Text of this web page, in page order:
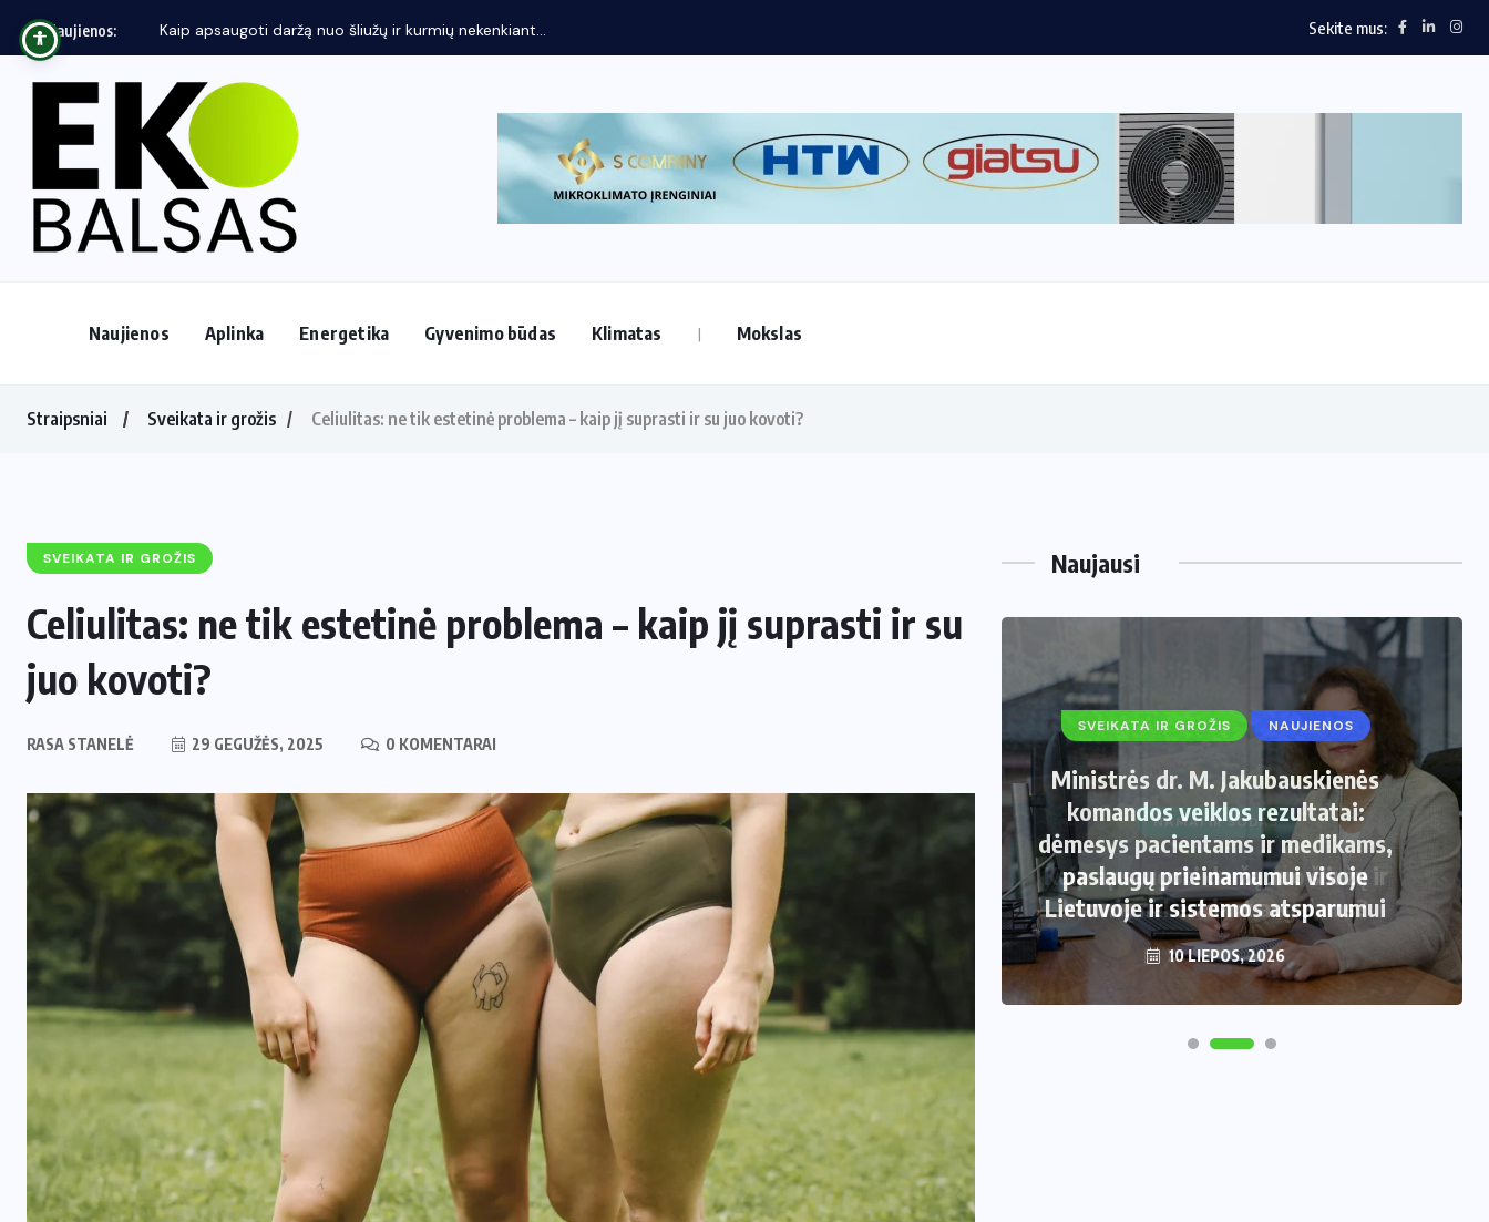
Naujienos: Kaip apsaugoti daržą nuo šliužų ir kurmių nekenkiant... Sekite mus:
Naujienos Aplinka Energetika Gyvenimo būdas Klimatas Mokslas
Straipsniai Sveikata ir grožis Celiulitas: ne tik estetinė problema – kaip jį suprasti ir su juo kovoti?
SVEIKATA IR GROŽIS
Celiulitas: ne tik estetinė problema – kaip jį suprasti ir su
juo kovoti?
RASA STANELĖ 29 GEGUŽĖS, 2025 0 KOMENTARAI
Naujausi
ENERGETIKA NAUJIENOS
Naujas svertas Europoje: Lietuva
perima svarbų postą strateginėje
Europos energetikos asociacijoje
2 LIEPOS, 2026
NAMAI IR SODAS
Kaip apsaugoti daržą nuo šliužų ir
kurmių nekenkiant augalams?
29 LIEPOS, 2026
SVEIKATA IR GROŽIS NAUJIENOS
Ministrės dr. M. Jakubauskienės
komandos veiklos rezultatai:
dėmesys pacientams ir medikams,
paslaugų prieinamumui visoje
Lietuvoje ir sistemos atsparumui
10 LIEPOS, 2026